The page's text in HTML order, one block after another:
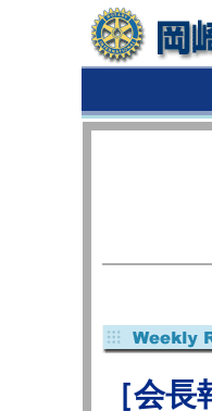
［会長